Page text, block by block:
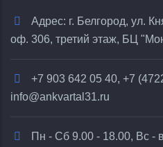
Адрес: г. Белгород, ул.
оф. 306, третий этаж, БЦ
+7 903 642 05 40, +7
info@ankvartal31.ru
Пн - Сб 9.00 - 18.00, Вс -